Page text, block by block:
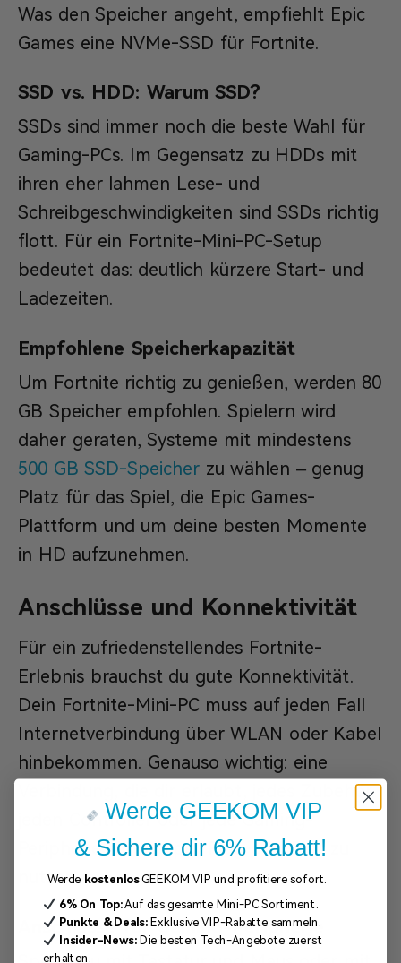
Was den Speicher angeht, empfiehlt Epic
Games eine NVMe-SSD für Fortnite.
SSD vs. HDD: Warum SSD?
SSDs sind immer noch die beste Wahl für
Gaming-PCs. Im Gegensatz zu HDDs mit
ihren eher lahmen Lese- und
Schreibgeschwindigkeiten sind SSDs richtig
flott. Für ein Fortnite-Mini-PC-Setup
bedeutet das: deutlich kürzere Start- und
Ladezeiten.
Empfohlene Speicherkapazität
Um Fortnite richtig zu genießen, werden 80
GB Speicher empfohlen. Spielern wird
daher geraten, Systeme mit mindestens
500 GB SSD-Speicher zu wählen – genug
Platz für das Spiel, die Epic Games-
Plattform und um deine besten Momente
in HD aufzunehmen.
Anschlüsse und Konnektivität
Für ein zufriedenstellendes Fortnite-
Erlebnis brauchst du gute Konnektivität.
Dein Fortnite-Mini-PC muss auf jeden Fall
Internetverbindung über WLAN oder Kabel
hinbekommen. Genauso wichtig: eine
Verbindung, die dir erlaubt, jedes Zubehör,
jeden Controller oder jede Gaming-
Peripherie einfach per Plug-and-Play zu
nutzen.
Anschlüsse für Gaming-Peripherie
Werde GEEKOM VIP
& Sichere dir 6% Rabatt!
Werde kostenlosGEEKOM VIP und profitiere sofort.
6% On Top:Auf das gesamte Mini-PC Sortiment.
Punkte & Deals:Exklusive VIP-Rabatte sammeln.
Insider-News:Die besten Tech-Angebote zuerst
erhalten.